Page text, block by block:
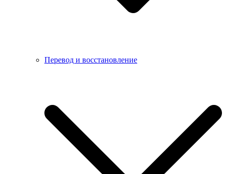
Перевод и восстановление